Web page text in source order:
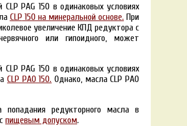
PAG 150 в одинаковых условиях
CLP150 на минеральной основе.При
увеличение КПД редуктора с
или гипоидного, может
CLP PAG 150 в одинаковых условиях
CLP PAO 150. Однако, маслаCLP PAO
редукторного масла в
пищевым допуском.